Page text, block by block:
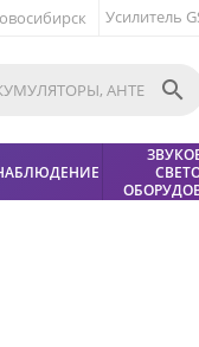
Усилитель
